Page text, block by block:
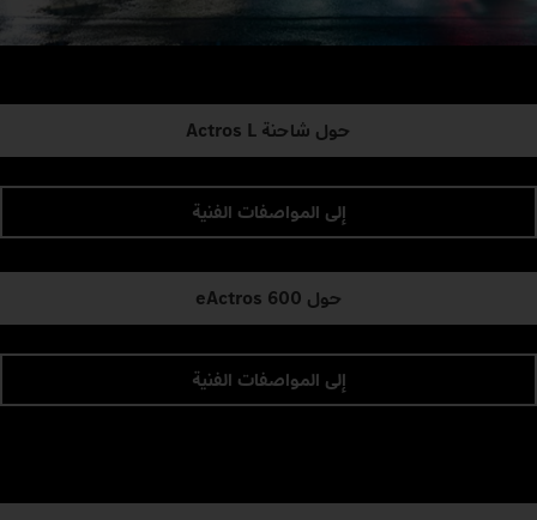
حول شاحنة Actros L
إلى المواصفات الفنية
حول eActros 600
إلى المواصفات الفنية